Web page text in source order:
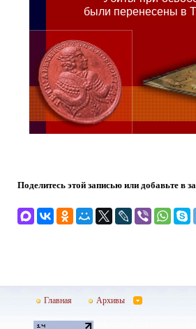
были перенесены в
Поделитесь этой записью или добавьте в
Главная Архивы